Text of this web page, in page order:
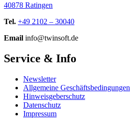
40878 Ratingen
Tel. +49 2102 – 30040
Email info@twinsoft.de
Service & Info
Newsletter
Allgemeine Geschäftsbedingungen
Hinweisgeberschutz
Datenschutz
Impressum